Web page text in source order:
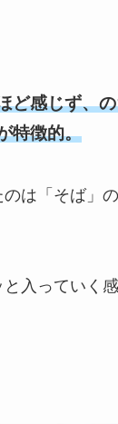
ど感じず、
特徴的。
は「そば」
入っていく